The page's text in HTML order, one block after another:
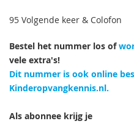
95 Volgende keer & Colofon
Bestel het nummer los of
vele extra's!
Dit nummer is ook online
Kinderopvangkennis.nl.
Als abonnee krijg je